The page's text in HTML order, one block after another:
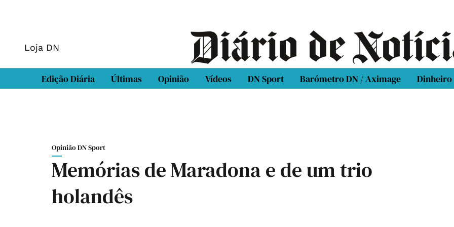
Loja DN
Edição Diária Últimas Opinião Vídeos DN Sport Barómetro DN / Aximage Dinheiro
Opinião DN Sport
Memórias de Maradona e de um trio
holandês